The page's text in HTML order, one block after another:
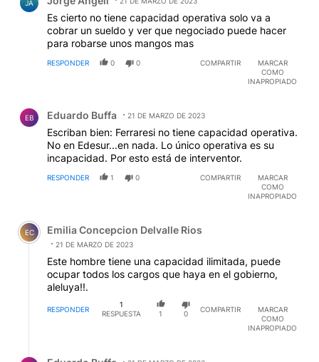
JA
Es cierto no tiene capacidad operativa solo va a
cobrar un sueldo y ver que negociado puede hacer
para robarse unos mangos mas
RESPONDER 0 0 COMPARTIR
MARCAR
COMO
INAPROPIADO
EB Eduardo Buffa 21 DE MARZO DE 2023
Escriban bien: Ferraresi no tiene capacidad operativa.
No en Edesur...en nada. Lo único operativa es su
incapacidad. Por esto está de interventor.
RESPONDER 1 0 COMPARTIR
MARCAR
COMO
INAPROPIADO
Comentario de Emilia Concepcion Delvalle Rios.
EC Emilia Concepcion Delvalle Rios
21 DE MARZO DE 2023
Este hombre tiene una capacidad ilimitada, puede
ocupar todos los cargos que haya en el gobierno,
aleluya!!.
RESPONDER
1
RESPUESTA
1 0
COMPARTIR
MARCAR
COMO
INAPROPIADO